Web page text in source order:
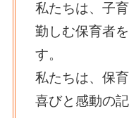
私たちは、子
勤しむ保育者
す。
私たちは、保
喜びと感動の